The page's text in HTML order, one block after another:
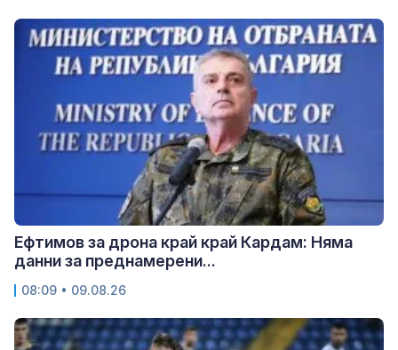
Ефтимов за дрона край край Кардам: Няма
данни за преднамерени...
08:09 • 09.08.26